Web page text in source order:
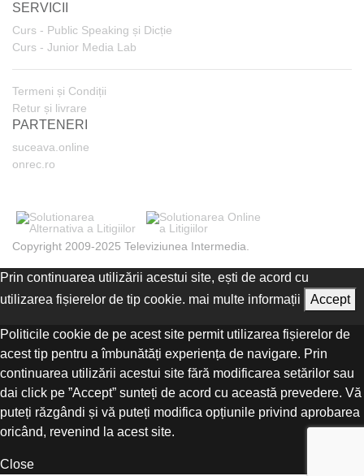
SERVICII
Curs - Public Speaking și Dicție
Curs - Junior Media Lab
Termeni și Condiții
Retur și livrare
PARTENERI
suceava.online
onrec.ro
Copyright 2009-2025 Televiziunea Intermedia.
Prin continuarea utilizării acestui site, ești de acord cu
utilizarea fișierelor de tip cookie. mai multe informații Accept
Politicile cookie de pe acest site permit utilizarea fișierelor de
acest tip pentru a îmbunătăți experiența de navigare. Prin
continuarea utilizării acestui site fără modificarea setărilor sau
dai click pe ”Accept” sunteți de acord cu această prevedere. Vă
puteți răzgândi și vă puteți modifica opțiunile privind aprobarea
oricând, revenind la acest site.
Close